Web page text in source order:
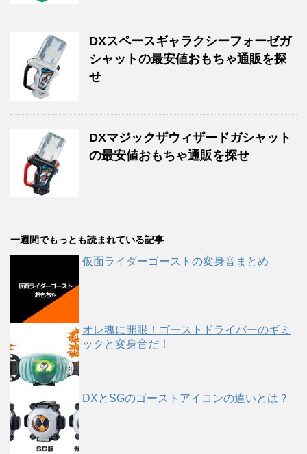
DXスペースギャラクシーフォーゼガ
シャットの最安値おもちゃ通販を探
せ
DXマジックザウィザードガシャット
の最安値おもちゃ通販を探せ
一週間でもっとも読まれている記事
仮面ライダーゴーストの変身音まとめ
オレ魂に開眼！ゴーストドライバーのギミ
ックと変身音だ！
DXとSGのゴーストアイコンの違いとは？